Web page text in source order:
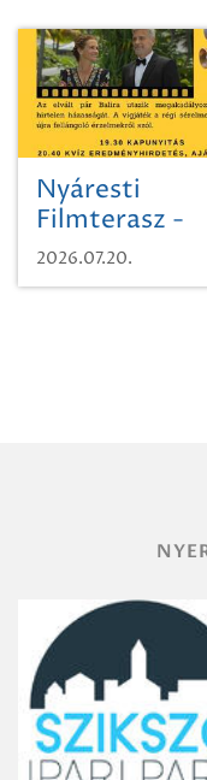
Nyáresti
Filmterasz -
Beugró a
2026.07.20.